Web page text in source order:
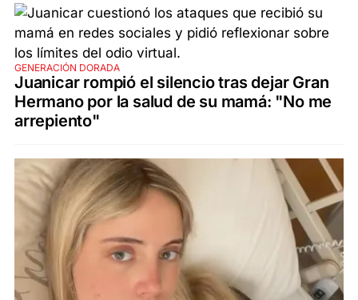
GENERACIÓN DORADA
Juanicar rompió el silencio tras dejar Gran
Hermano por la salud de su mamá: "No me
arrepiento"